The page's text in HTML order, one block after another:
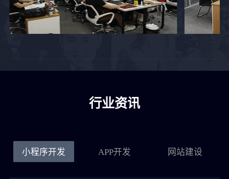
行业资讯
小程序开发 APP开发 网站建设